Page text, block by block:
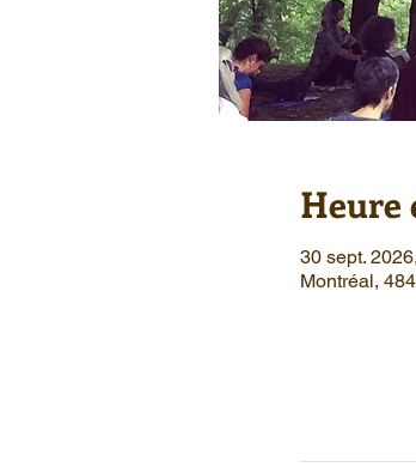
Heure
30 sept.
Montréal,